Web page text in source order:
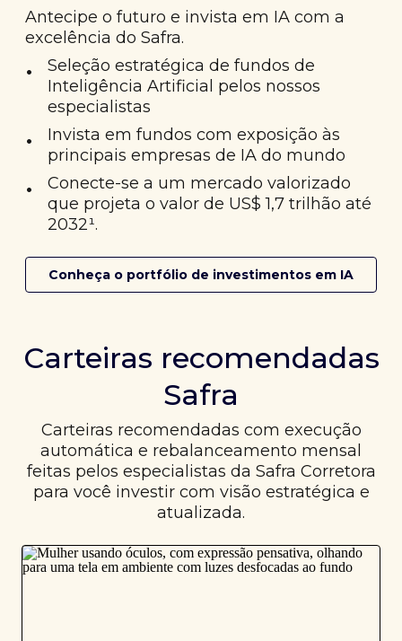
Antecipe o futuro e invista em IA com a
excelência do Safra.
•
Seleção estratégica de fundos de
Inteligência Artificial pelos nossos
especialistas
•
Invista em fundos com exposição às
principais empresas de IA do mundo
•
Conecte-se a um mercado valorizado
que projeta o valor de US$ 1,7 trilhão até
2032¹.
Conheça o portfólio de investimentos em IA
Carteiras recomendadas
Safra
Carteiras recomendadas com execução
automática e rebalanceamento mensal
feitas pelos especialistas da Safra Corretora
para você investir com visão estratégica e
atualizada.